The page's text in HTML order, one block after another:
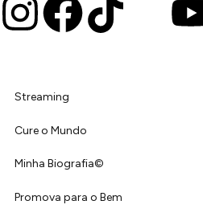
Streaming
Cure o Mundo
Minha Biografia©
Promova para o Bem